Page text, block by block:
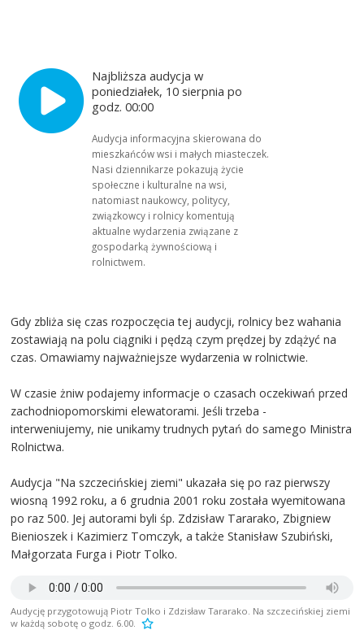
Najbliższa audycja w
poniedziałek, 10 sierpnia po
godz. 00:00
Audycja informacyjna skierowana do
mieszkańców wsi i małych miasteczek.
Nasi dziennikarze pokazują życie
społeczne i kulturalne na wsi,
natomiast naukowcy, politycy,
związkowcy i rolnicy komentują
aktualne wydarzenia związane z
gospodarką żywnościową i
rolnictwem.
Gdy zbliża się czas rozpoczęcia tej audycji, rolnicy bez wahania
zostawiają na polu ciągniki i pędzą czym prędzej by zdążyć na
czas. Omawiamy najważniejsze wydarzenia w rolnictwie.
W czasie żniw podajemy informacje o czasach oczekiwań przed
zachodniopomorskimi elewatorami. Jeśli trzeba -
interweniujemy, nie unikamy trudnych pytań do samego Ministra
Rolnictwa.
Audycja "Na szczecińskiej ziemi" ukazała się po raz pierwszy
wiosną 1992 roku, a 6 grudnia 2001 roku została wyemitowana
po raz 500. Jej autorami byli śp. Zdzisław Tararako, Zbigniew
Bienioszek i Kazimierz Tomczyk, a także Stanisław Szubiński,
Małgorzata Furga i Piotr Tolko.
Audycję przygotowują Piotr Tolko i Zdzisław Tararako. Na szczecińskiej ziemi
w każdą sobotę o godz. 6.00.